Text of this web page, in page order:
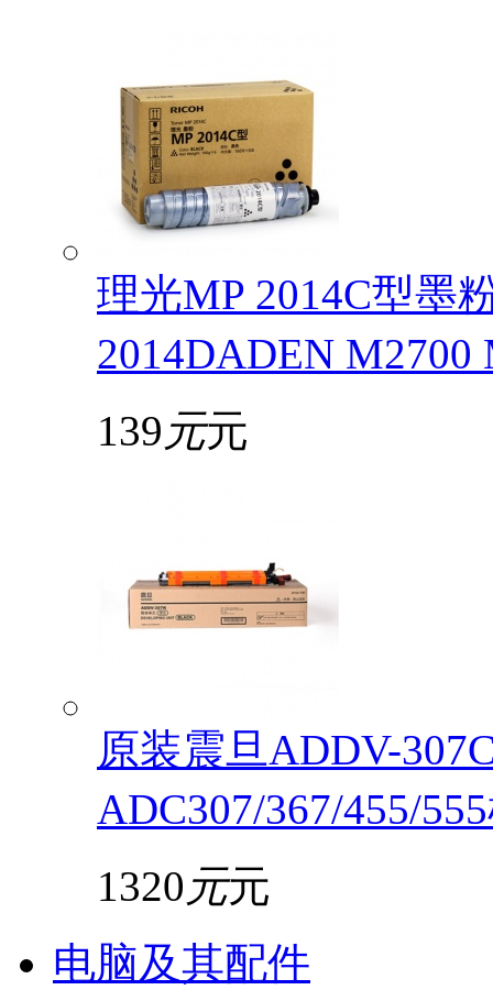
理光MP 2014C型墨
2014DADEN
139 元元
原装震旦ADDV-
ADC307/367/455/
1320 元元
电脑及其配件